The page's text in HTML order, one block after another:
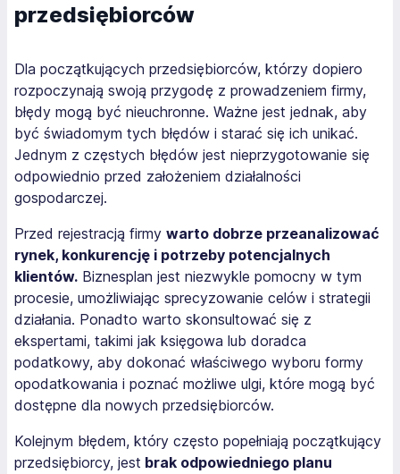
przedsiębiorców
Dla początkujących przedsiębiorców, którzy dopiero
rozpoczynają swoją przygodę z prowadzeniem firmy,
błędy mogą być nieuchronne. Ważne jest jednak, aby
być świadomym tych błędów i starać się ich unikać.
Jednym z częstych błędów jest nieprzygotowanie się
odpowiednio przed założeniem działalności
gospodarczej.
Przed rejestracją firmy warto dobrze przeanalizować
rynek, konkurencję i potrzeby potencjalnych
klientów. Biznesplan jest niezwykle pomocny w tym
procesie, umożliwiając sprecyzowanie celów i strategii
działania. Ponadto warto skonsultować się z
ekspertami, takimi jak księgowa lub doradca
podatkowy, aby dokonać właściwego wyboru formy
opodatkowania i poznać możliwe ulgi, które mogą być
dostępne dla nowych przedsiębiorców.
Kolejnym błędem, który często popełniają początkujący
przedsiębiorcy, jest brak odpowiedniego planu